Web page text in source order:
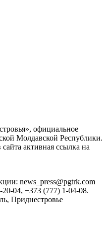
официальное
Молдавской Республики.
активная ссылка на
news_press@pgtrk.com
04, +373 (777) 1-04-08.
Приднестровье